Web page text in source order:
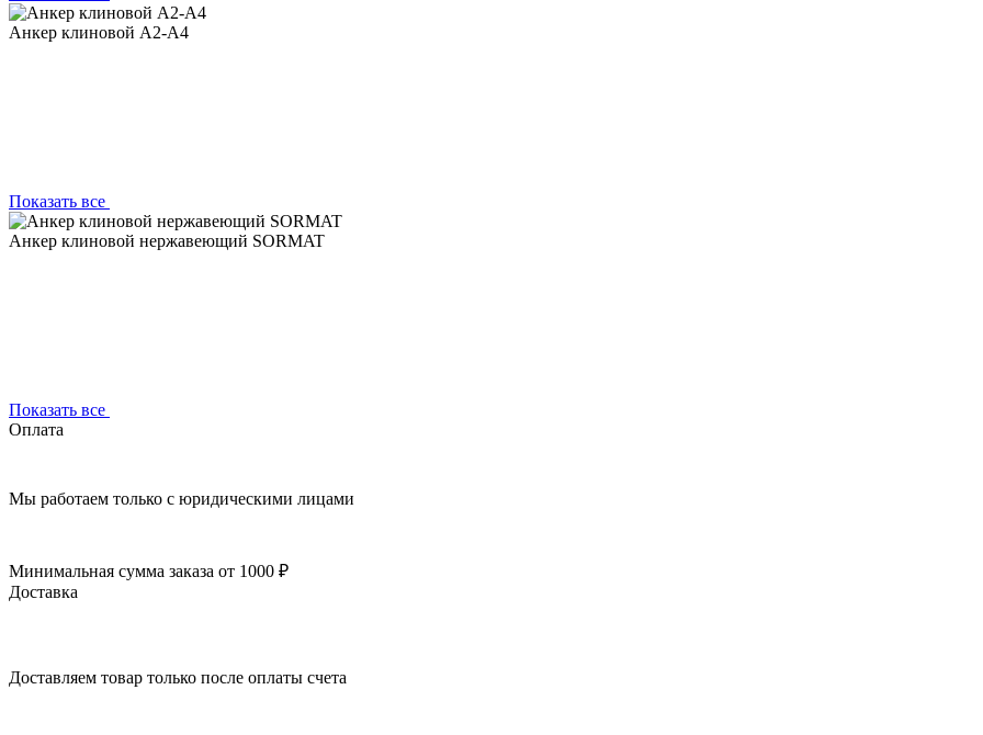
Анкер клиновой A2-A4
Показать все
Анкер клиновой нержавеющий SORMAT
Показать все
Оплата
Мы работаем только с юридическими лицами
Минимальная сумма заказа от 1000 ₽
Доставка
Доставляем товар только после оплаты счета